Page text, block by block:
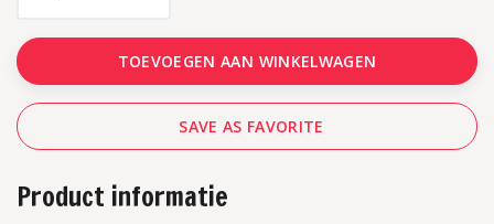
TOEVOEGEN AAN WINKELWAGEN
SAVE AS FAVORITE
Product informatie